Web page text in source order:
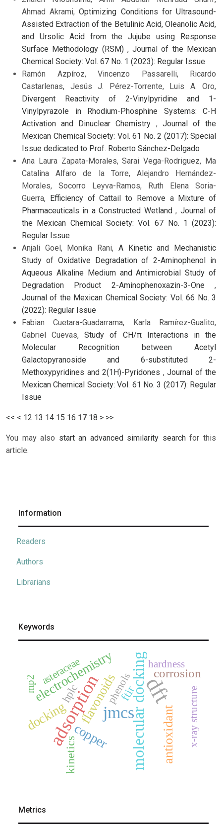
Ahmad Akrami,Optimizing Conditions for Ultrasound-
Assisted Extraction of the Betulinic Acid, Oleanolic Acid,
and Ursolic Acid from the Jujube using Response
Surface Methodology (RSM) ,Journal of the Mexican
Chemical Society: Vol. 67 No. 1 (2023): Regular Issue
Ramón Azpíroz, Vincenzo Passarelli, Ricardo
Castarlenas, Jesús J. Pérez-Torrente, Luis A. Oro,
Divergent Reactivity of 2-Vinylpyridine and 1-
Vinylpyrazole in Rhodium-Phosphine Systems: C-H
Activation and Dinuclear Chemistry , Journal of the
Mexican Chemical Society: Vol. 61 No. 2 (2017): Special
Issue dedicated to Prof. Roberto Sánchez-Delgado
Ana Laura Zapata-Morales, Sarai Vega-Rodriguez, Ma
Catalina Alfaro de la Torre, Alejandro Hernández-
Morales, Socorro Leyva-Ramos, Ruth Elena Soria-
Guerra, Efficiency of Cattail to Remove a Mixture of
Pharmaceuticals in a Constructed Wetland, Journal of
the Mexican Chemical Society: Vol. 67 No. 1 (2023):
Regular Issue
Anjali Goel, Monika Rani, A Kinetic and Mechanistic
Study of Oxidative Degradation of 2-Aminophenol in
Aqueous Alkaline Medium and Antimicrobial Study of
Degradation Product 2-Aminophenoxazin-3-One ,
Journal of the Mexican Chemical Society: Vol. 66 No. 3
(2022): Regular Issue
Fabian Cuetara-Guadarrama, Karla Ramírez-Gualito,
Gabriel Cuevas,Study of CH/π Interactions in the
Molecular Recognition between Acetyl
Galactopyranoside and 6-substituted 2-
Methoxypyridines and 2(1H)-Pyridones , Journal of the
Mexican Chemical Society: Vol. 61 No. 3 (2017): Regular
Issue
<< < 12 13 14 15 16 17 18 > >>
You may also start an advanced similarity searchfor this
article.
Information
Readers
Authors
Librarians
Keywords
dft
adsorptionjmcsmolecular docking
copper antioxidant
electrochemistry
flavonoids
docking
corrosion
kinetics
ftir
hplc
asteraceae
x-ray structure
hardness
mp2 phenols
Metrics